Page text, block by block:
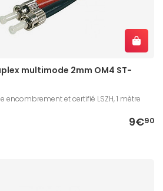
multimode 2mm OM4 ST-
et certifié LSZH, 1 mètre
9€90